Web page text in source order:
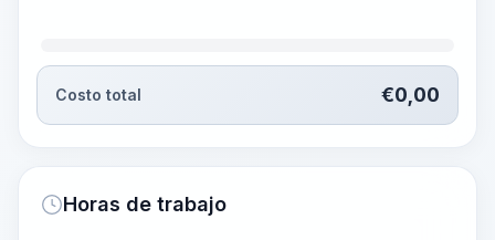
Costo total €0,00
Horas de trabajo